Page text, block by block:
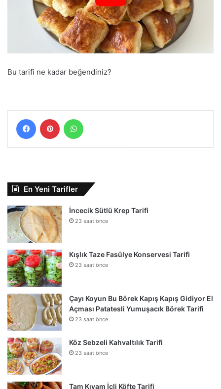
Bu tarifi ne kadar beğendiniz?
FacebookPinterest
En Yeni Tarifler
İncecik Sütlü Krep Tarifi
23 saat önce
Kışlık Taze Fasülye Konservesi Tarifi
23 saat önce
Çayı Koyun Bu Börek Kapış Kapış Gidiyor El
Açması Patatesli Yumuşacık Börek Tarifi
23 saat önce
Köz Sebzeli Kahvaltılık Tarifi
23 saat önce
Tam Kıvam İçli Köfte Tarifi